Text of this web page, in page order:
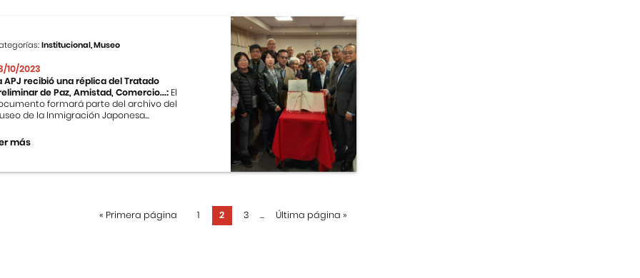
Institucional, Museo
10/2023
APJ recibió una réplica del Tratado
de Paz, Amistad, Comercio...: El
formará parte del archivo del
de la Inmigración Japonesa...
más
« Primera página 1 2 3 ... Última página »